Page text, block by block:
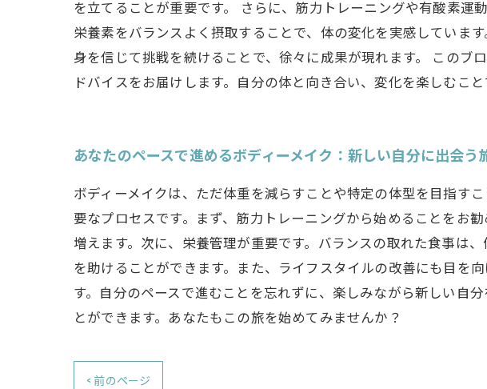
を立てることが重要です。 さらに、筋力トレーニングや有酸素
栄養素をバランスよく摂取することで、体の変化を実感していま
身を信じて挑戦を続けることで、徐々に成果が現れます。 この
ドバイスをお届けします。自分の体と向き合い、変化を楽しむこ
あなたのペースで進めるボディーメイク：新しい自分に出会う
ボディーメイクは、ただ体重を減らすことや特定の体型を目指す
要なプロセスです。まず、筋力トレーニングから始めることをお
増えます。次に、栄養管理が重要です。バランスの取れた食事は
を助けることができます。また、ライフスタイルの改善にも目を
す。自分のペースで進むことを忘れずに、楽しみながら新しい自
とができます。あなたもこの旅を始めてみませんか？
< 前のページ